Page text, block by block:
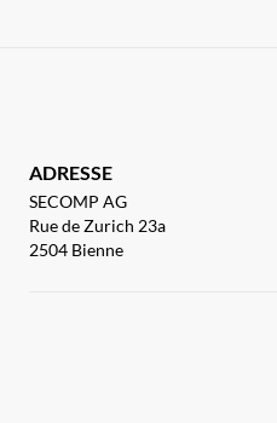
ADRESSE
SECOMP AG
Rue de Zurich 23a
2504 Bienne